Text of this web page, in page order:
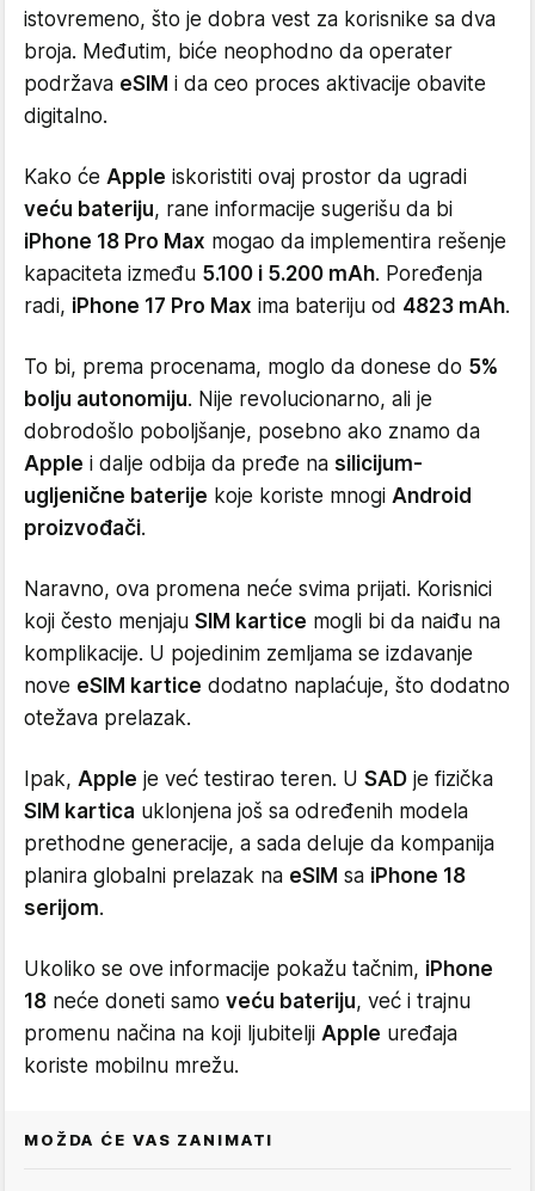
istovremeno, što je dobra vest za korisnike sa dva
broja. Međutim, biće neophodno da operater
podržava eSIM i da ceo proces aktivacije obavite
digitalno.
Kako će Apple iskoristiti ovaj prostor da ugradi
veću bateriju, rane informacije sugerišu da bi
iPhone 18 Pro Max mogao da implementira rešenje
kapaciteta između 5.100 i 5.200 mAh. Poređenja
radi, iPhone 17 Pro Max ima bateriju od 4823 mAh.
To bi, prema procenama, moglo da donese do 5%
bolju autonomiju. Nije revolucionarno, ali je
dobrodošlo poboljšanje, posebno ako znamo da
Apple i dalje odbija da pređe na silicijum-
ugljenične baterije koje koriste mnogi Android
proizvođači.
Naravno, ova promena neće svima prijati. Korisnici
koji često menjaju SIM kartice mogli bi da naiđu na
komplikacije. U pojedinim zemljama se izdavanje
nove eSIM kartice dodatno naplaćuje, što dodatno
otežava prelazak.
Ipak, Apple je već testirao teren. U SAD je fizička
SIM kartica uklonjena još sa određenih modela
prethodne generacije, a sada deluje da kompanija
planira globalni prelazak na eSIM sa iPhone 18
serijom.
Ukoliko se ove informacije pokažu tačnim, iPhone
18 neće doneti samo veću bateriju, već i trajnu
promenu načina na koji ljubitelji Apple uređaja
koriste mobilnu mrežu.
MOŽDA ĆE VAS ZANIMATI